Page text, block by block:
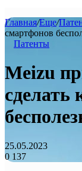
Главная/Еще/
смартфонов
Патенты
Meizu
сделать
25.05.2023
0 137